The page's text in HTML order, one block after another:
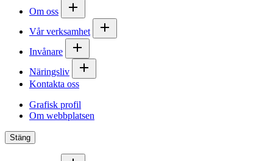
Om oss
Vår verksamhet
Invånare
Näringsliv
Kontakta oss
Grafisk profil
Om webbplatsen
Stäng